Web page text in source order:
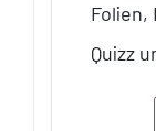
Folien,
Quizz